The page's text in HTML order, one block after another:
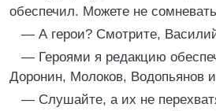
обеспечил. Можете не
— А герои? Смотрите,
— Героями я редакцию
Доронин, Молоков, Водопьянов
— Слушайте, а их не